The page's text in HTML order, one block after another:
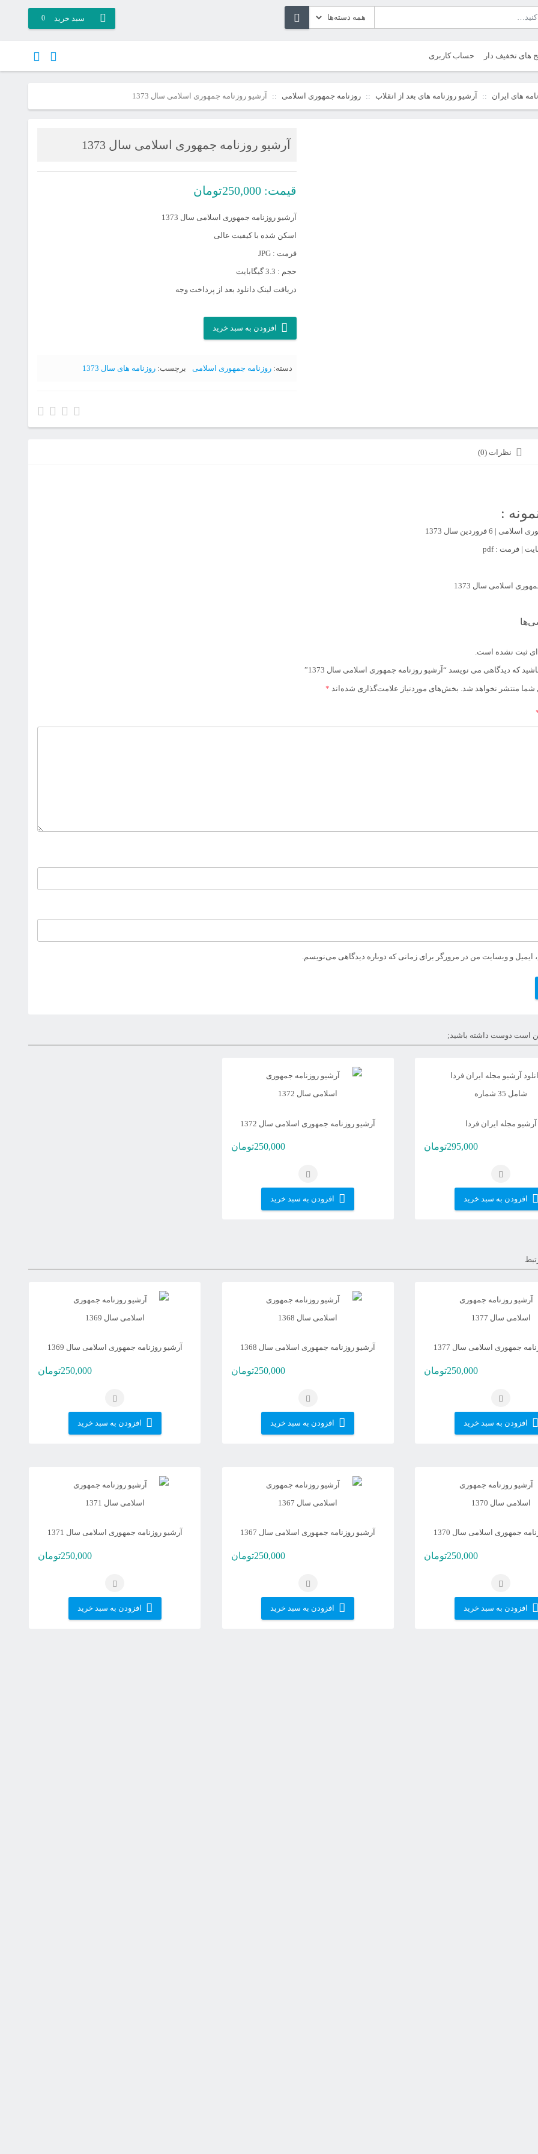
سبد خرید 0
های تخفیف دار حساب کاربری
های ایران آرشیو روزنامه های بعد از انقلاب روزنامه جمهوری اسلامی آرشیو روزنامه جمهوری اسلامی سال 1373
آرشیو روزنامه جمهوری اسلامی سال 1373
قیمت: 250,000تومان
آرشیو روزنامه جمهوری اسلامی سال 1373
اسکن شده با کیفیت عالی
فرمت : JPG
حجم : 3.3 گیگابایت
دریافت لینک دانلود بعد از پرداخت وجه
آرشیو
روزنامه
افزودن به سبد خرید
دسته: روزنامه جمهوری اسلامی برچسب: روزنامه های سال 1373
نظرات (0)
:
| 6 فروردین سال 1373
ثبت نشده است.
که دیدگاهی می نویسد “آرشیو روزنامه جمهوری اسلامی سال 1373”
شما منتشر نخواهد شد. بخش‌های موردنیاز علامت‌گذاری شده‌اند *
ایمیل و وبسایت من در مرورگر برای زمانی که دوباره دیدگاهی می‌نویسم.
است دوست داشته باشید;
آرشیو مجله ایران فردا
295,000تومان
افزودن به سبد خرید
آرشیو روزنامه جمهوری اسلامی سال 1372
250,000تومان
افزودن به سبد خرید
جمهوری اسلامی سال 1377
250,000تومان
افزودن به سبد خرید
آرشیو روزنامه جمهوری اسلامی سال 1368
250,000تومان
افزودن به سبد خرید
آرشیو روزنامه جمهوری اسلامی سال 1369
250,000تومان
افزودن به سبد خرید
جمهوری اسلامی سال 1370
250,000تومان
افزودن به سبد خرید
آرشیو روزنامه جمهوری اسلامی سال 1367
250,000تومان
افزودن به سبد خرید
آرشیو روزنامه جمهوری اسلامی سال 1371
250,000تومان
افزودن به سبد خرید